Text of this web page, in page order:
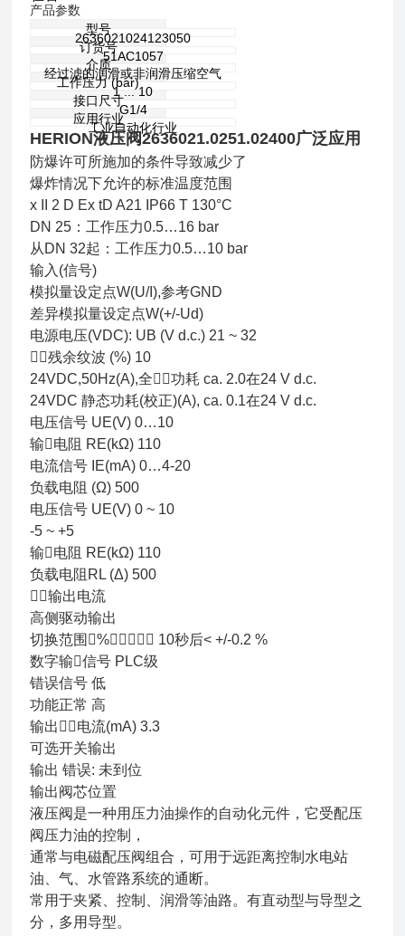
产品参数
型号
2636021024123050
订货号
51AC1057
介质
经过滤的润滑或非润滑压缩空气
工作压力 (bar)
1 ... 10
接口尺寸
G1/4
应用行业
工业自动化行业
HERION液压阀2636021.0251.02400广泛应用
防爆许可所施加的条件导致减少了
爆炸情况下允许的标准温度范围
x II 2 D Ex tD A21 IP66 T 130°C
DN 25：工作压力0.5…16 bar
从DN 32起：工作压力0.5…10 bar
输入(信号)
模拟量设定点W(U/I),参考GND
差异模拟量设定点W(+/-Ud)
电源电压(VDC): UB (V d.c.) 21 ~ 32
􁍌􀙷残余纹波 (%) 10
24VDC,50Hz(A),全􁂜􀗲功耗 ca. 2.0在24 V d.c.
24VDC 静态功耗(校正)(A), ca. 0.1在24 V d.c.
电压信号 UE(V) 0…10
输􀷇电阻 RE(kΩ) 110
电流信号 IE(mA) 0…4-20
负载电阻 (Ω) 500
电压信号 UE(V) 0 ~ 10
-5 ~ +5
输􀷇电阻 RE(kΩ) 110
负载电阻RL (Δ) 500
􁍌􀙷输出电流
高侧驱动输出
切换范围􀇄%􁍌􀙷􁂜􀗲􀇅 10秒后< +/-0.2 %
数字输􀷇信号 PLC级
错误信号 低
功能正常 高
输出􁍌􀙷电流(mA) 3.3
可选开关输出
输出 错误: 未到位
输出阀芯位置
液压阀是一种用压力油操作的自动化元件，它受配压
阀压力油的控制，
通常与电磁配压阀组合，可用于远距离控制水电站
油、气、水管路系统的通断。
常用于夹紧、控制、润滑等油路。有直动型与导型之
分，多用导型。